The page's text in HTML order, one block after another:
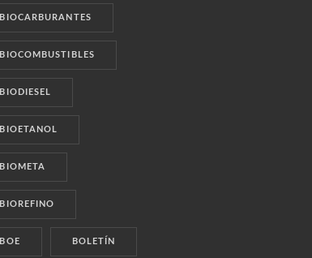
BIOCARBURANTES
BIOCOMBUSTIBLES
BIODIESEL
BIOETANOL
BIOMETA
BIOREFINO
BOE BOLETÍN